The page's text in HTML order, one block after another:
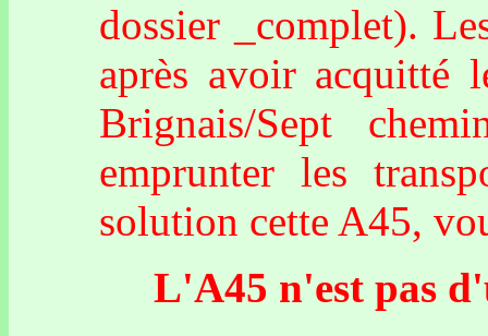
dossier _complet).
après avoir acquitté
Brignais/Sept
emprunter les
solution cette A45,
L'A45 n'est pas